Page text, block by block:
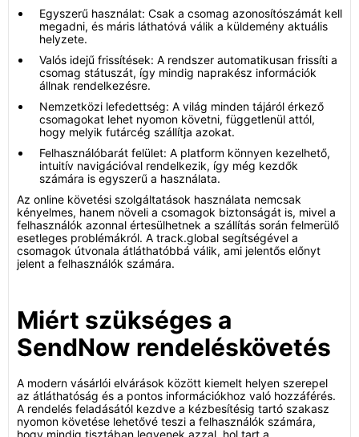
Egyszerű használat: Csak a csomag azonosítószámát kell
megadni, és máris láthatóvá válik a küldemény aktuális
helyzete.
Valós idejű frissítések: A rendszer automatikusan frissíti a
csomag státuszát, így mindig naprakész információk
állnak rendelkezésre.
Nemzetközi lefedettség: A világ minden tájáról érkező
csomagokat lehet nyomon követni, függetlenül attól,
hogy melyik futárcég szállítja azokat.
Felhasználóbarát felület: A platform könnyen kezelhető,
intuitív navigációval rendelkezik, így még kezdők
számára is egyszerű a használata.
Az online követési szolgáltatások használata nemcsak
kényelmes, hanem növeli a csomagok biztonságát is, mivel a
felhasználók azonnal értesülhetnek a szállítás során felmerülő
esetleges problémákról. A track.global segítségével a
csomagok útvonala átláthatóbbá válik, ami jelentős előnyt
jelent a felhasználók számára.
Miért szükséges a
SendNow rendeléskövetés
A modern vásárlói elvárások között kiemelt helyen szerepel
az átláthatóság és a pontos információkhoz való hozzáférés.
A rendelés feladásától kezdve a kézbesítésig tartó szakasz
nyomon követése lehetővé teszi a felhasználók számára,
hogy mindig tisztában legyenek azzal, hol tart a